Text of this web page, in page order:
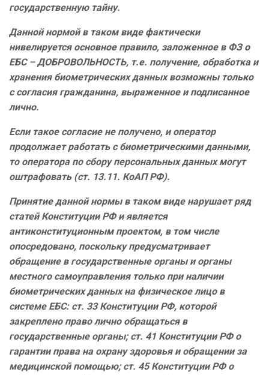
государственную тайну.
Данной нормой в таком виде фактически
нивелируется основное правило, заложенное в ФЗ о
ЕБС – ДОБРОВОЛЬНОСТЬ, т.е. получение, обработка и
хранения биометрических данных возможны только
с согласия гражданина, выраженное и подписанное
лично.
Если такое согласие не получено, и оператор
продолжает работать с биометрическими данными,
то оператора по сбору персональных данных могут
оштрафовать (ст. 13.11. КоАП РФ).
Принятие данной нормы в таком виде нарушает ряд
статей Конституции РФ и является
антиконституционным проектом, в том числе
опосредовано, поскольку предусматривает
обращение в государственные органы и органы
местного самоуправления только при наличии
биометрических данных на физическое лицо в
системе ЕБС: ст. 33 Конституции РФ, которой
закреплено право лично обращаться в
государственные органы; ст. 41 Конституции РФ о
гарантии права на охрану здоровья и обращении за
медицинской помощью; ст. 45 Конституции РФ о